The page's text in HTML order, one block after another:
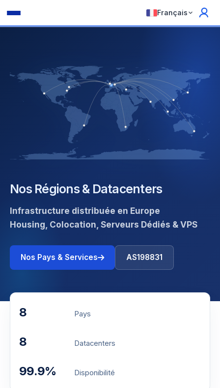
Français
Nos Régions & Datacenters
Infrastructure distribuée en Europe
Housing, Colocation, Serveurs Dédiés & VPS
Nos Pays & Services AS198831
8 Pays
8 Datacenters
99.9% Disponibilité